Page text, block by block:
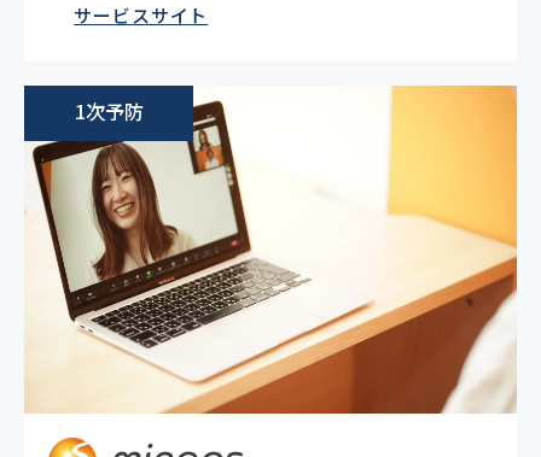
サービスサイト
1次予防